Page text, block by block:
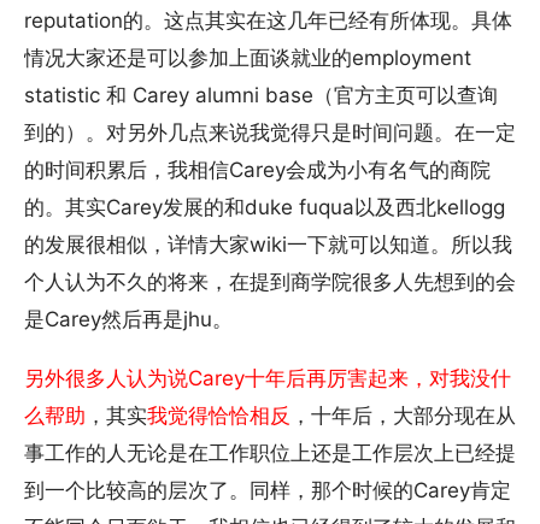
reputation的。这点其实在这几年已经有所体现。具体
情况大家还是可以参加上面谈就业的employment
statistic 和 Carey alumni base（官方主页可以查询
到的）。对另外几点来说我觉得只是时间问题。在一定
的时间积累后，我相信Carey会成为小有名气的商院
的。其实Carey发展的和duke fuqua以及西北kellogg
的发展很相似，详情大家wiki一下就可以知道。所以我
个人认为不久的将来，在提到商学院很多人先想到的会
是Carey然后再是jhu。
另外很多人认为说Carey十年后再厉害起来，对我没什
么帮助 ，其实我觉得恰恰相反 ，十年后，大部分现在从
事工作的人无论是在工作职位上还是工作层次上已经提
到一个比较高的层次了。同样，那个时候的Carey肯定